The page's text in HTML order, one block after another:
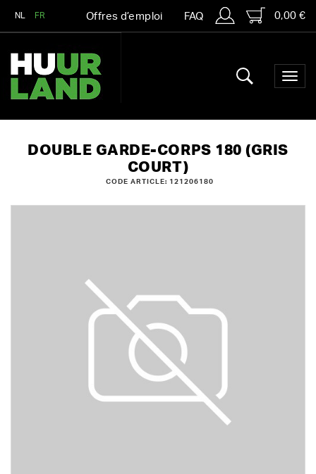
NL FR Offres d’emploi FAQ 0,00 €
DOUBLE GARDE-CORPS 180 (GRIS
COURT)
CODE ARTICLE: 121206180